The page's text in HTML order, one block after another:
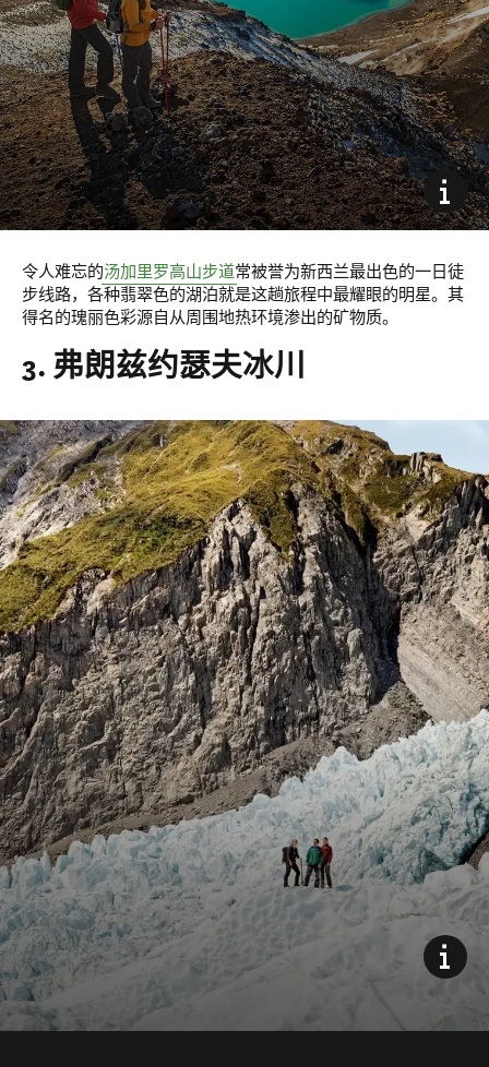
令人难忘的汤加里罗高山步道常被誉为新西兰最出色的一日徒
步线路，各种翡翠色的湖泊就是这趟旅程中最耀眼的明星。其
得名的瑰丽色彩源自从周围地热环境渗出的矿物质。
3. 弗朗兹约瑟夫冰川